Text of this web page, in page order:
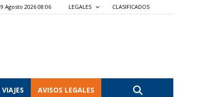
9 Agosto 2026 08:06 LEGALES CLASIFICADOS
VIAJES AVISOS LEGALES